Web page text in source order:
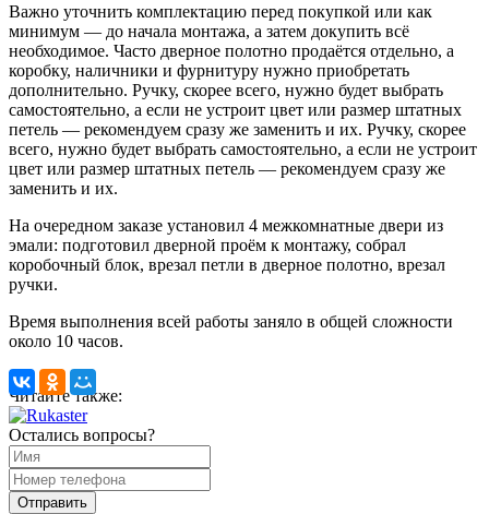
Важно уточнить комплектацию перед покупкой или как
минимум — до начала монтажа, а затем докупить всё
необходимое. Часто дверное полотно продаётся отдельно, а
коробку, наличники и фурнитуру нужно приобретать
дополнительно. Ручку, скорее всего, нужно будет выбрать
самостоятельно, а если не устроит цвет или размер штатных
петель — рекомендуем сразу же заменить и их. Ручку, скорее
всего, нужно будет выбрать самостоятельно, а если не устроит
цвет или размер штатных петель — рекомендуем сразу же
заменить и их.
На очередном заказе установил 4 межкомнатные двери из
эмали: подготовил дверной проём к монтажу, собрал
коробочный блок, врезал петли в дверное полотно, врезал
ручки.
Время выполнения всей работы заняло в общей сложности
около 10 часов.
Читайте также:
Остались вопросы?